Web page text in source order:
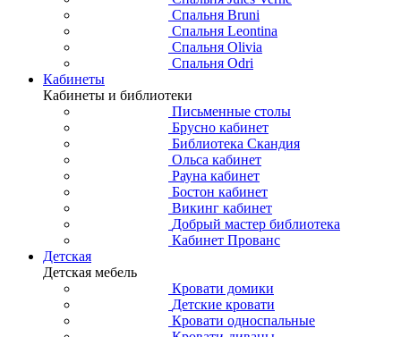
Спальня Bruni
Спальня Leontina
Спальня Olivia
Спальня Odri
Кабинеты
Кабинеты и библиотеки
Письменные столы
Брусно кабинет
Библиотека Скандия
Ольса кабинет
Рауна кабинет
Бостон кабинет
Викинг кабинет
Добрый мастер библиотека
Кабинет Прованс
Детская
Детская мебель
Кровати домики
Детские кровати
Кровати односпальные